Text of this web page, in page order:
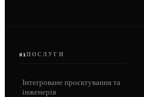
01ПОСЛУГИ
·Інтегроване проєктування та
інженерія